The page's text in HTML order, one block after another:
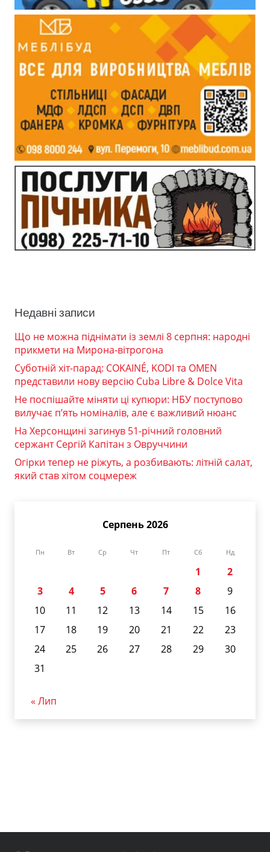
Недавні записи
Що не можна піднімати із землі 8 серпня: народні
прикмети на Мирона-вітрогона
Суботній хіт-парад: COKAINÉ, KODI та OMEN
представили нову версію Cuba Libre & Dolce Vita
Не поспішайте міняти ці купюри: НБУ поступово
вилучає п’ять номіналів, але є важливий нюанс
На Херсонщині загинув 51-річний головний
сержант Сергій Капітан з Овруччини
Огірки тепер не ріжуть, а розбивають: літній салат,
який став хітом соцмереж
Серпень 2026
Пн Вт Ср Чт Пт Сб Нд
1
2
3
4 5 6 7 8
9
10
11 12 13 14 15
16
17
18 19 20 21 22
23
24
25 26 27 28 29
30
31
« Лип